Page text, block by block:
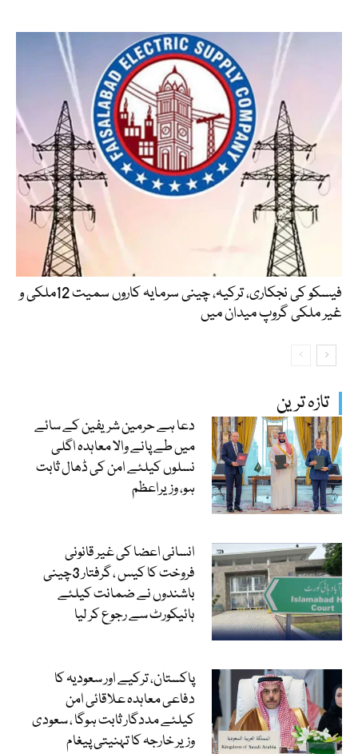
تازہ ترین
دعا ہے حرمین شریفین کے سائے
میں طے پانے والا معاہدہ اگلی
نسلوں کیلئے امن کی ڈھال ثابت
ہو، وزیراعظم
انسانی اعضا کی غیر قانونی
فروخت کا کیس ، گرفتار 3چینی
باشندوں نے ضمانت کیلئے
ہائیکورٹ سے رجوع کر لیا
پاکستان، ترکیے اور سعودیہ کا
دفاعی معاہدہ علاقائی امن
کیلئے مددگار ثابت ہوگا ، سعودی
وزیر خارجہ کا تہنیتی پیغام
فیسکو کی نجکاری، ترکیہ، چینی سرمایہ کاروں سمیت 12ملکی و
غیر ملکی گروپ میدان میں